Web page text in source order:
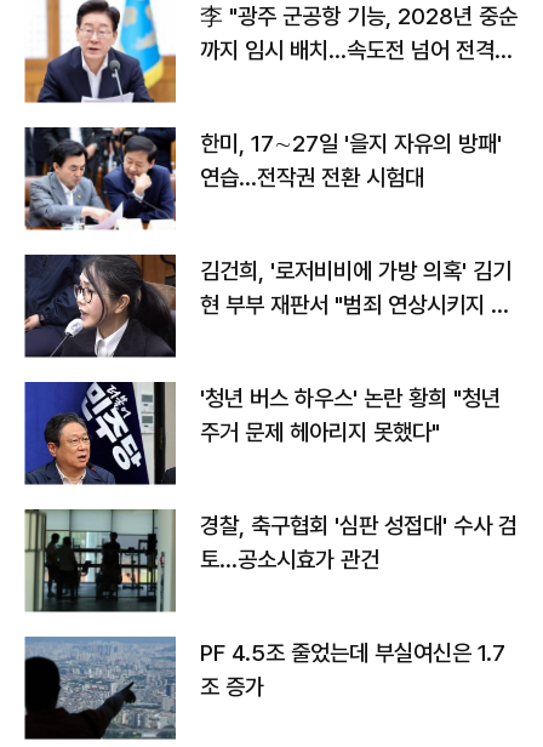
李 "광주 군공항 기능, 2028년 중순
까지 임시 배치…속도전 넘어 전격
한미, 17∼27일 '을지 자유의 방패'
연습…전작권 전환 시험대
김건희, '로저비비에 가방 의혹' 김기
현 부부 재판서 "범죄 연상시키지 말
'청년 버스 하우스' 논란 황희 "청년
주거 문제 헤아리지 못했다"
경찰, 축구협회 '심판 성접대' 수사 검
토…공소시효가 관건
PF 4.5조 줄었는데 부실여신은 1.7
조 증가